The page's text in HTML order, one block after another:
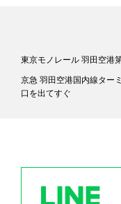
東京モノレール 羽田空港
京急 羽田空港国内線ター
口を出てすぐ